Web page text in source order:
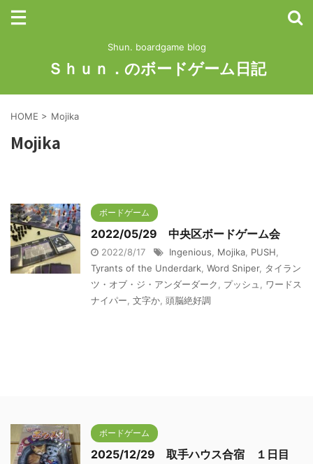
Shun. boardgame blog
Ｓｈｕｎ．のボードゲーム日記
HOME > Mojika
Mojika
ボードゲーム
2022/05/29 中央区ボードゲーム会
2022/8/17 Ingenious Mojika PUSH
Tyrants of the Underdark Word Sniper, タイラン
ツ・オブ・ジ・アンダーダーク
プッシュ
ワードス
ナイパー 文字か 頭脳絶好調
ボードゲーム
2025/12/29 取手ハウス合宿 １日目